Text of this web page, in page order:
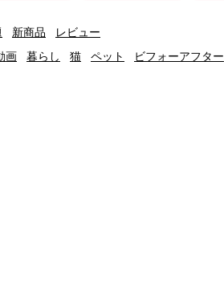
新商品
レビュー
画 暮らし 猫 ペット ビフォーアフター